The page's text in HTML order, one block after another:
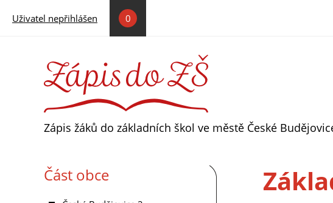
Uživatel nepřihlášen
0
Zápis žáků do základních škol ve městě České
Část obce